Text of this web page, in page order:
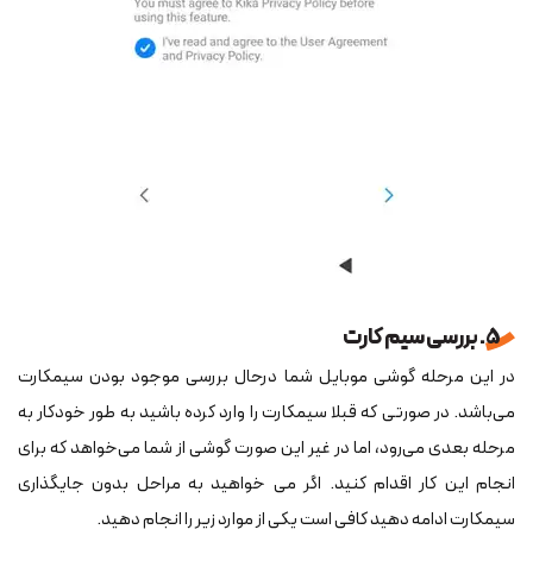
5. بررسی سیم کارت
در این مرحله گوشی موبایل شما درحال بررسی موجود بودن سیم‎کارت
می‌باشد. در صورتی که قبلا سیم‎کارت را وارد کرده باشید به طور خودکار به
مرحله بعدی می‌رود، اما در غیر این صورت گوشی از شما می‌خواهد که برای
انجام این کار اقدام کنید. اگر می‎ خواهید به مراحل بدون جایگذاری
سیم‎کارت ادامه دهید کافی است یکی از موارد زیر را انجام دهید.